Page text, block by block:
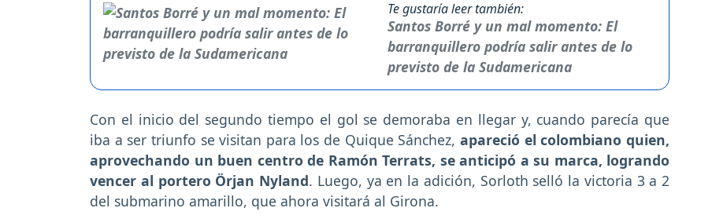
Te gustaría leer también:
Santos Borré y un mal momento: El
barranquillero podría salir antes de lo
previsto de la Sudamericana
Con el inicio del segundo tiempo el gol se demoraba en llegar y, cuando parecía que
iba a ser triunfo se visitan para los de Quique Sánchez,apareció el colombiano quien,
aprovechando un buen centro de Ramón Terrats, se anticipó a su marca, logrando
vencer al portero Örjan Nyland. Luego, ya en la adición, Sorloth selló la victoria 3 a 2
del submarino amarillo, que ahora visitará al Girona.